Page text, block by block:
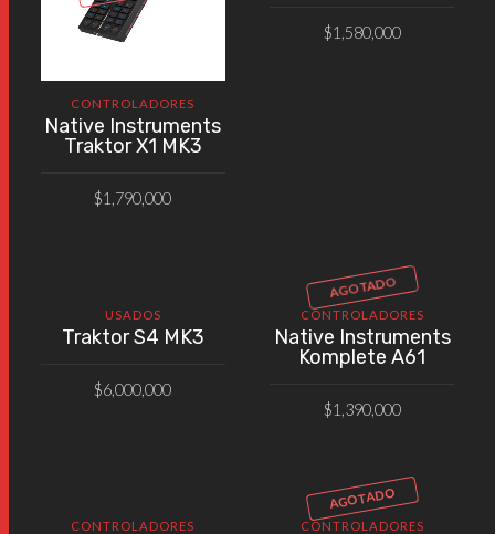
CONTROLADORES
Native Instruments
Traktor X1 MK3
$1,790,000
$1,580,000
USADOS
Traktor S4 MK3
$6,000,000
AGOTADO
CONTROLADORES
Native Instruments
Komplete A61
$1,390,000
CONTROLADORES
AGOTADO
CONTROLADORES